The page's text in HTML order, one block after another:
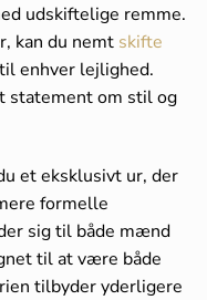
udskiftelige remme.
kan du nemt skifte
enhver lejlighed.
statement om stil og
et eksklusivt ur, der
formelle
sig til både mænd
til at være både
tilbyder yderligere